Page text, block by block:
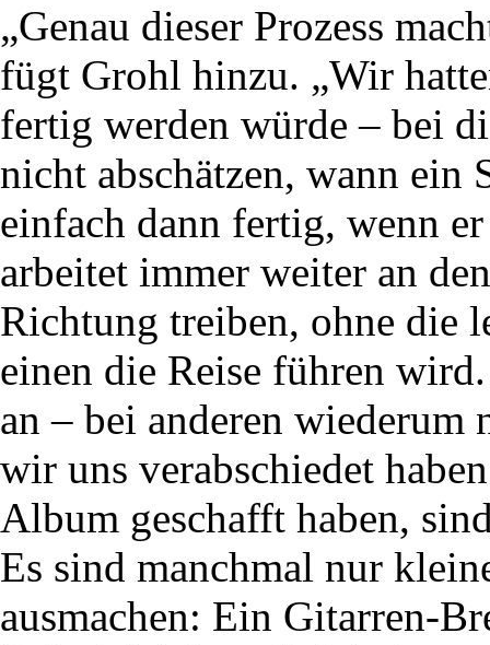
„Genau dieser Prozess
fügt Grohl hinzu. „Wir
fertig werden würde – bei
nicht abschätzen, wann
einfach dann fertig, wenn
arbeitet immer weiter an
Richtung treiben, ohne die
einen die Reise führen
an – bei anderen wiederum
wir uns verabschiedet
Album geschafft haben,
Es sind manchmal nur
ausmachen: Ein Gitarren-